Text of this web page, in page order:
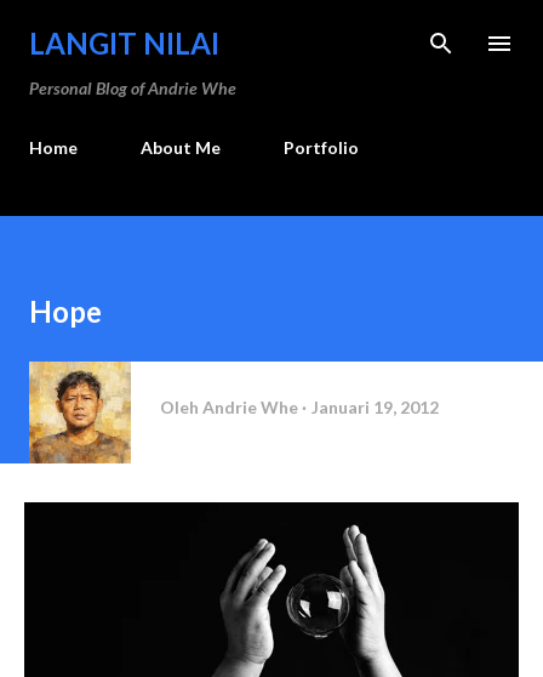
Langsung ke konten utama
LANGIT NILAI
Personal Blog of Andrie Whe
Home About Me Portfolio
Hope
Oleh Andrie Whe Januari 19, 2012